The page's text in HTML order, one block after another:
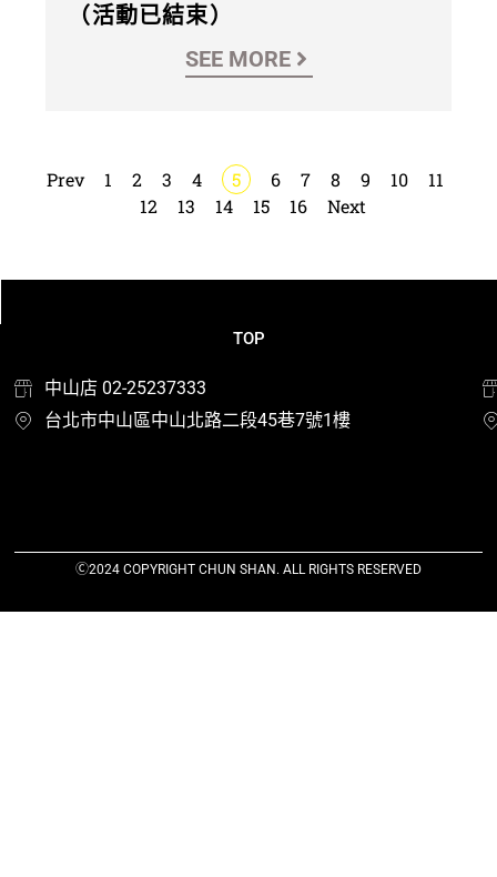
（活動已結束）
SEE MORE
Prev 1 2 3 4 5 6 7 8 9 10
11
12
13 14 15 16 Next
TOP
中山店 02-25237333
台北市中山區中山北路二段45巷7號1樓
Ⓒ2024 COPYRIGHT CHUN SHAN. ALL RIGHTS RESERVED